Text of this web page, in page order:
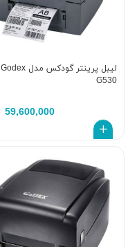
لیبل پرینتر گودکس مدل Godex
G530
59,600,000